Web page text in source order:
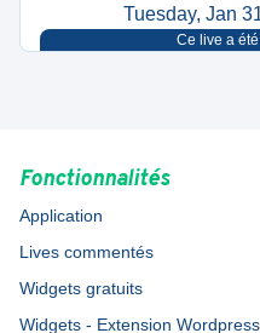
Tuesday, Jan
Ce live a
Fonctionnalités
Application
Lives commentés
Widgets gratuits
Widgets - Extension Wordpress